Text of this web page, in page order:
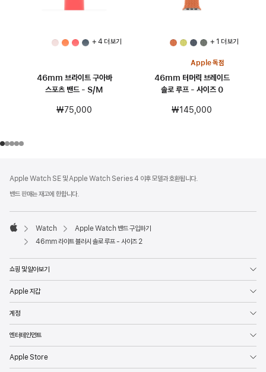
+ 4 더 보기
46mm 브라이트 구아바
스포츠 밴드 - S/M
₩75,000
+ 1 더 보기
Apple 독점
46mm 터머릭 브레이드
솔로 루프 - 사이즈 0
₩145,000
Apple Watch SE 및 Apple Watch Series 4 이후 모델과 호환됩니다.
밴드 판매는 재고에 한합니다.
Apple
Watch
Apple Watch 밴드 구입하기
46mm 라이트 블러시 솔로 루프 - 사이즈 2
쇼핑 및 알아보기
Apple 지갑
계정
엔터테인먼트
Apple Store